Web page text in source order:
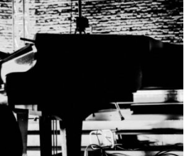
DER KULTUREN
FOTOS